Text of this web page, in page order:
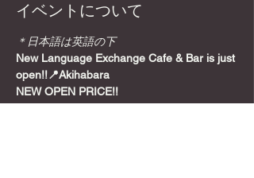
イベントについて
＊日本語は英語の下
New Language Exchange Cafe & Bar is just
open!!📍Akihabara
NEW OPEN PRICE!!